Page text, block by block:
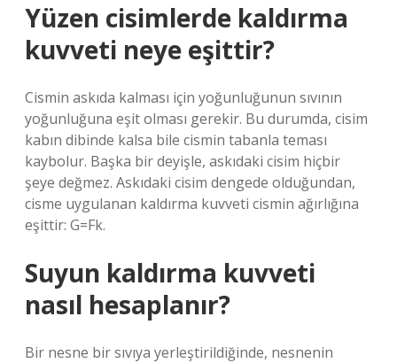
Yüzen cisimlerde kaldırma
kuvveti neye eşittir?
Cismin askıda kalması için yoğunluğunun sıvının
yoğunluğuna eşit olması gerekir. Bu durumda, cisim
kabın dibinde kalsa bile cismin tabanla teması
kaybolur. Başka bir deyişle, askıdaki cisim hiçbir
şeye değmez. Askıdaki cisim dengede olduğundan,
cisme uygulanan kaldırma kuvveti cismin ağırlığına
eşittir: G=Fk.
Suyun kaldırma kuvveti
nasıl hesaplanır?
Bir nesne bir sıvıya yerleştirildiğinde, nesnenin